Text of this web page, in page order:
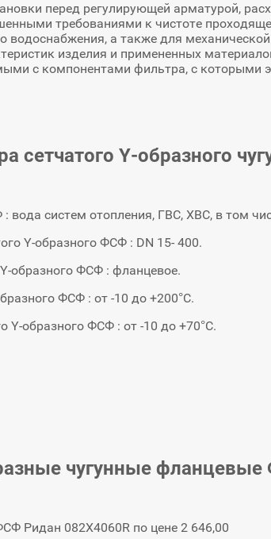
перед регулирующей арматурой,
требованиями к чистоте
водоснабжения, а также для
изделия и примененных
с компонентами фильтра, с которыми
сетчатого Y-образного
вода систем отопления, ГВС, ХВС, в том
Y-образного ФСФ : DN 15- 400.
образного ФСФ : фланцевое.
ФСФ : от -10 до +200°С.
образного ФСФ : от -10 до +70°C.
чугунные
Ридан 082X4060R по цене 2 646,00